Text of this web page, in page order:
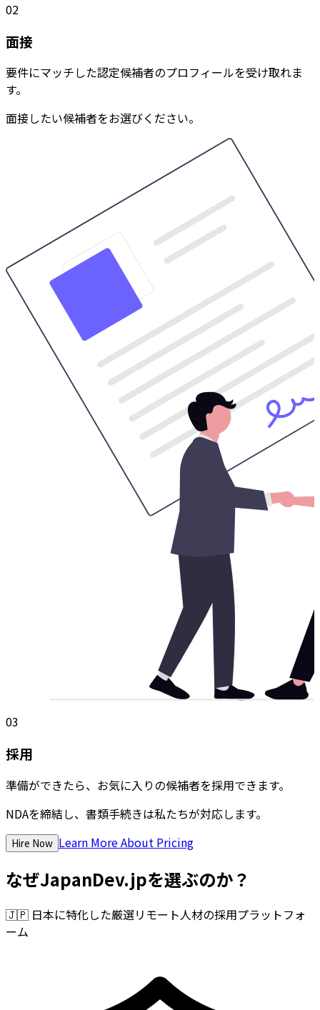
02
面接
要件にマッチした認定候補者のプロフィールを受け取れま
す。
面接したい候補者をお選びください。
03
採用
準備ができたら、お気に入りの候補者を採用できます。
NDAを締結し、書類手続きは私たちが対応します。
Hire Now Learn More About Pricing
なぜJapanDev.jpを選ぶのか？
🇯🇵 日本に特化した厳選リモート人材の採用プラットフォ
ーム